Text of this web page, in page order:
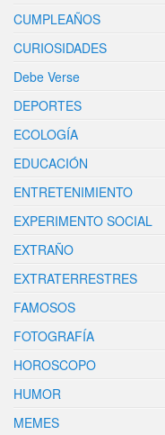
CUMPLEAÑOS
CURIOSIDADES
Debe Verse
DEPORTES
ECOLOGÍA
EDUCACIÓN
ENTRETENIMIENTO
EXPERIMENTO SOCIAL
EXTRAÑO
EXTRATERRESTRES
FAMOSOS
FOTOGRAFÍA
HOROSCOPO
HUMOR
MEMES